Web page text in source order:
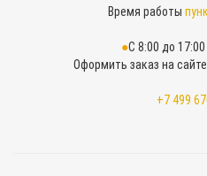
Время работы
С 8:00 до
Оформить заказ на
+7 499